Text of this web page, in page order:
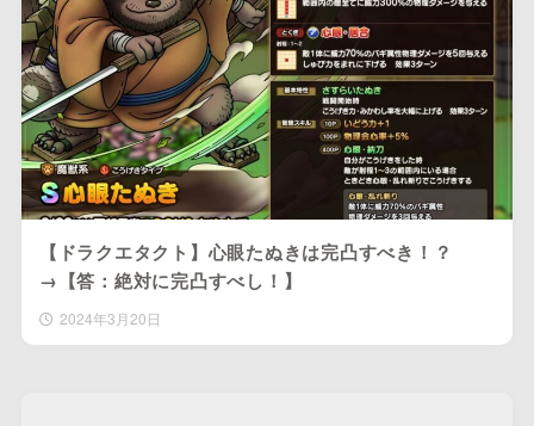
【ドラクエタクト】心眼たぬきは完凸すべき！？
→【答：絶対に完凸すべし！】
2024年3月20日